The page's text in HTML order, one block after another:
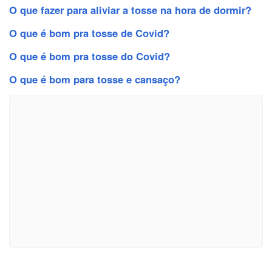
O que fazer para aliviar a tosse na hora de dormir?
O que é bom pra tosse de Covid?
O que é bom pra tosse do Covid?
O que é bom para tosse e cansaço?